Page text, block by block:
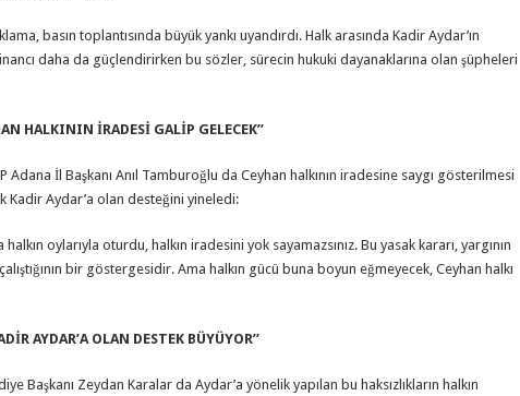
basın toplantısında büyük yankı uyandırdı. Halk arasında Kadir Aydar’ın
daha da güçlendirirken bu sözler, sürecin hukuki dayanaklarına olan şüpheleri
HALKININ İRADESİ GALİP GELECEK’’
Adana İl Başkanı Anıl Tamburoğlu da Ceyhan halkının iradesine saygı gösterilmesi
Kadir Aydar’a olan desteğini yineledi:
oylarıyla oturdu, halkın iradesini yok sayamazsınız. Bu yasak kararı, yargının
bir göstergesidir. Ama halkın gücü buna boyun eğmeyecek, Ceyhan halkı
AYDAR’A OLAN DESTEK BÜYÜYOR’’
Başkanı Zeydan Karalar da Aydar’a yönelik yapılan bu haksızlıkların halkın